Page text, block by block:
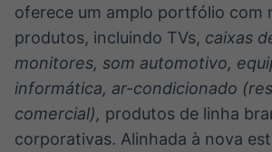
oferece um amplo portfólio com
produtos, incluindo TVs, caixas
monitores, som automotivo,
informática, ar-condicionado
comercial), produtos de linha
corporativas. Alinhada à nova